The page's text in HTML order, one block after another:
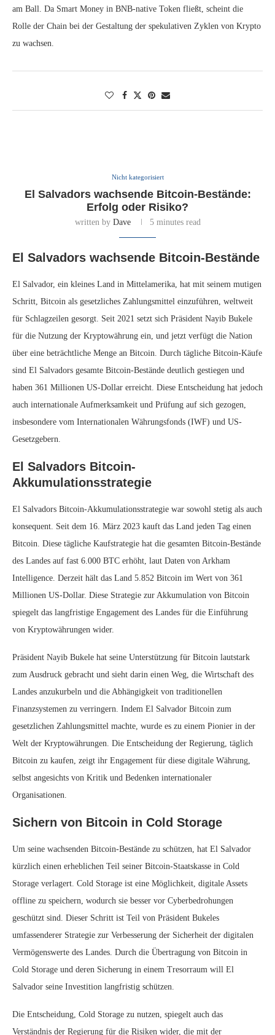
am Ball. Da Smart Money in BNB-native Token fließt, scheint die
Rolle der Chain bei der Gestaltung der spekulativen Zyklen von Krypto
zu wachsen.
Nicht kategorisiert
El Salvadors wachsende Bitcoin-Bestände:
Erfolg oder Risiko?
written by Dave 5 minutes read
El Salvadors wachsende Bitcoin-Bestände
El Salvador, ein kleines Land in Mittelamerika, hat mit seinem mutigen
Schritt, Bitcoin als gesetzliches Zahlungsmittel einzuführen, weltweit
für Schlagzeilen gesorgt. Seit 2021 setzt sich Präsident Nayib Bukele
für die Nutzung der Kryptowährung ein, und jetzt verfügt die Nation
über eine beträchtliche Menge an Bitcoin. Durch tägliche Bitcoin-Käufe
sind El Salvadors gesamte Bitcoin-Bestände deutlich gestiegen und
haben 361 Millionen US-Dollar erreicht. Diese Entscheidung hat jedoch
auch internationale Aufmerksamkeit und Prüfung auf sich gezogen,
insbesondere vom Internationalen Währungsfonds (IWF) und US-
Gesetzgebern.
El Salvadors Bitcoin-
Akkumulationsstrategie
El Salvadors Bitcoin-Akkumulationsstrategie war sowohl stetig als auch
konsequent. Seit dem 16. März 2023 kauft das Land jeden Tag einen
Bitcoin. Diese tägliche Kaufstrategie hat die gesamten Bitcoin-Bestände
des Landes auf fast 6.000 BTC erhöht, laut Daten von Arkham
Intelligence. Derzeit hält das Land 5.852 Bitcoin im Wert von 361
Millionen US-Dollar. Diese Strategie zur Akkumulation von Bitcoin
spiegelt das langfristige Engagement des Landes für die Einführung
von Kryptowährungen wider.
Präsident Nayib Bukele hat seine Unterstützung für Bitcoin lautstark
zum Ausdruck gebracht und sieht darin einen Weg, die Wirtschaft des
Landes anzukurbeln und die Abhängigkeit von traditionellen
Finanzsystemen zu verringern. Indem El Salvador Bitcoin zum
gesetzlichen Zahlungsmittel machte, wurde es zu einem Pionier in der
Welt der Kryptowährungen. Die Entscheidung der Regierung, täglich
Bitcoin zu kaufen, zeigt ihr Engagement für diese digitale Währung,
selbst angesichts von Kritik und Bedenken internationaler
Organisationen.
Sichern von Bitcoin in Cold Storage
Um seine wachsenden Bitcoin-Bestände zu schützen, hat El Salvador
kürzlich einen erheblichen Teil seiner Bitcoin-Staatskasse in Cold
Storage verlagert. Cold Storage ist eine Möglichkeit, digitale Assets
offline zu speichern, wodurch sie besser vor Cyberbedrohungen
geschützt sind. Dieser Schritt ist Teil von Präsident Bukeles
umfassenderer Strategie zur Verbesserung der Sicherheit der digitalen
Vermögenswerte des Landes. Durch die Übertragung von Bitcoin in
Cold Storage und deren Sicherung in einem Tresorraum will El
Salvador seine Investition langfristig schützen.
Die Entscheidung, Cold Storage zu nutzen, spiegelt auch das
Verständnis der Regierung für die Risiken wider, die mit der